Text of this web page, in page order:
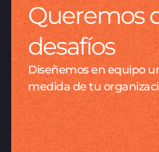
Queremos
desafíos
Diseñemos en equipo
medida de tu